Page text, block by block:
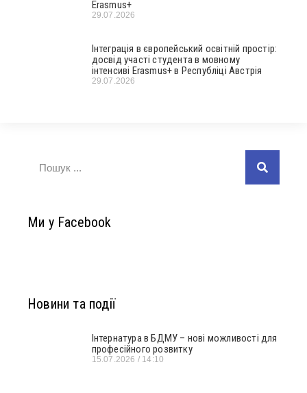
Erasmus+
29.07.2026
Інтеграція в європейський освітній простір:
досвід участі студента в мовному
інтенсиві Erasmus+ в Республіці Австрія
29.07.2026
Ми у Facebook
Новини та події
Інтернатура в БДМУ – нові можливості для
професійного розвитку
15.07.2026 14:10